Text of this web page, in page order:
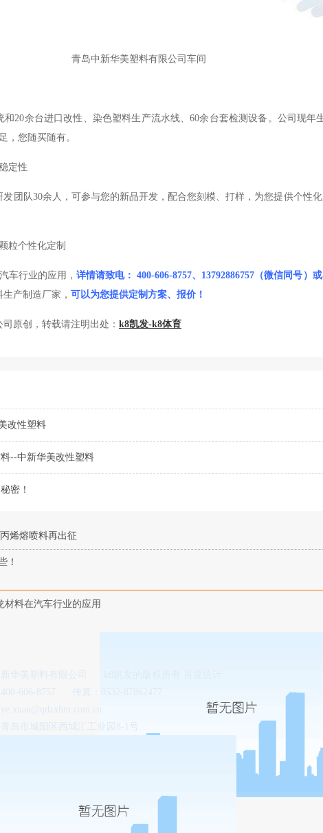
青岛中新华美塑料有限公司车间
和20余台进口改性、染色塑料生产流水线、60余台套检测设备。公司现年
，您随买随有。
定性
发团队30余人，可参与您的新品开发，配合您刻模、打样，为您提供个性
粒个性化定制
车行业的应用， 详情请致电： 400-606-8757、13792886757（微信同号）或
产制造厂家， 可以为您提供定制方案、报价！
原创，转载请注明出处： k8凯发-k8体育
改性塑料
--中新华美改性塑料
密！
烯熔喷料再出征
！
材料在汽车行业的应用
新华美塑料有限公司
606-8757
传真：0532-87862477
ye.xuan@qdzxhm.com.cn
岛市城阳区西城汇工业园8-1号